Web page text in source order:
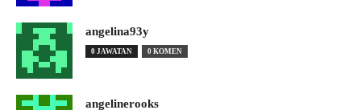
angelina93y
0 JAWATAN 0 KOMEN
angelinerooks